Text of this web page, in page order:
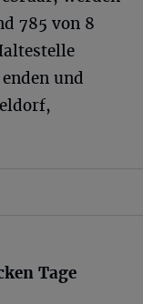
785 von 8
und
Tage